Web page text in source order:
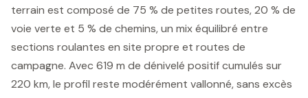
terrain est composé de 75 % de petites routes, 20 % de
voie verte et 5 % de chemins, un mix équilibré entre
sections roulantes en site propre et routes de
campagne. Avec 619 m de dénivelé positif cumulés sur
220 km, le profil reste modérément vallonné, sans excès